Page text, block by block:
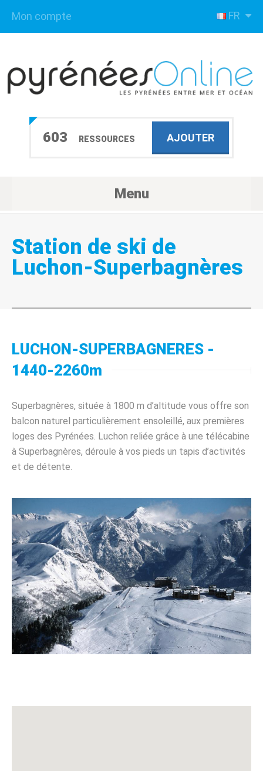
FR
Mon compte
603 RESSOURCES AJOUTER
Menu
Station de ski de
Luchon-Superbagnères
LUCHON-SUPERBAGNERES -
1440-2260m
Superbagnères, située à 1800 m d’altitude vous offre son
balcon naturel particulièrement ensoleillé, aux premières
loges des Pyrénées. Luchon reliée grâce à une télécabine
à Superbagnères, déroule à vos pieds un tapis d’activités
et de détente.